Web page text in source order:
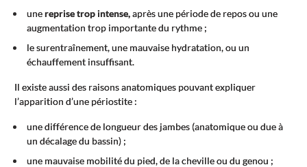
unereprise trop intense,après une période de repos ou une
augmentation trop importante du rythme ;
le surentraînement, une mauvaise hydratation, ou un
échauffement insuffisant.
Il existe aussi des raisons anatomiques pouvant expliquer
l’apparition d’une périostite :
une différence de longueur des jambes (anatomique ou due à
un décalage du bassin) ;
une mauvaise mobilité du pied, de la cheville ou du genou ;